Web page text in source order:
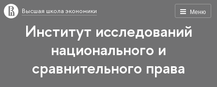
Меню
Высшая школа экономики
Институт исследований
национального и
сравнительного права